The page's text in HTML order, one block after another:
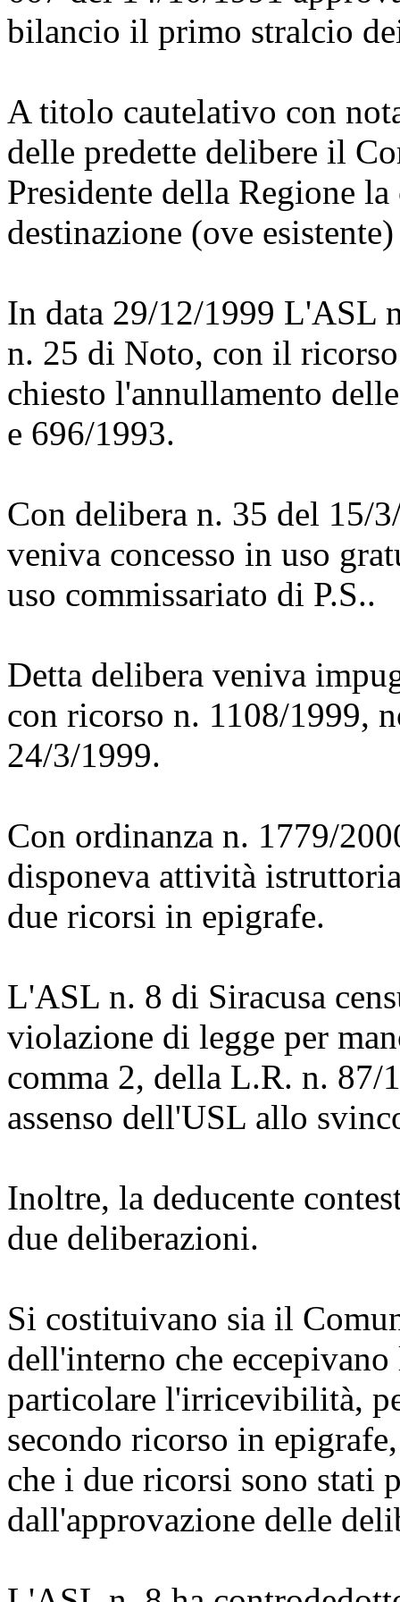
bilancio il primo stralcio
A titolo cautelativo con
delle predette delibere il
Presidente della Regione
destinazione (ove
In data 29/12/1999 L'ASL
n. 25 di Noto, con il
chiesto l'annullamento
e 696/1993.
Con delibera n. 35 del 15/
veniva concesso in uso
uso commissariato di P.S..
Detta delibera veniva
con ricorso n. 1108/1999,
24/3/1999.
Con ordinanza n. 1779/
disponeva attività
due ricorsi in epigrafe.
L'ASL n. 8 di Siracusa
violazione di legge per
comma 2, della L.R. n.
assenso dell'USL allo
Inoltre, la deducente
due deliberazioni.
Si costituivano sia il
dell'interno che
particolare l'irricevibilità,
secondo ricorso in
che i due ricorsi sono stati
dall'approvazione delle